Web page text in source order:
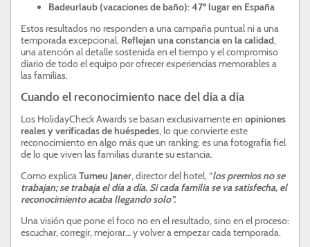
Badeurlaub (vacaciones de baño): 47º lugar en España
Estos resultados no responden a una campaña puntual ni a una
temporada excepcional. Reflejan una constancia en la calidad,
una atención al detalle sostenida en el tiempo y el compromiso
diario de todo el equipo por ofrecer experiencias memorables a
las familias.
Cuando el reconocimiento nace del día a día
Los HolidayCheck Awards se basan exclusivamente en opiniones
reales y verificadas de huéspedes, lo que convierte este
reconocimiento en algo más que un ranking: es una fotografía fiel
de lo que viven las familias durante su estancia.
Como explicaTumeu Janer, director del hotel, “los premios no se
trabajan; se trabaja el día a día. Si cada familia se va satisfecha, el
reconocimiento acaba llegando solo”.
Una visión que pone el foco no en el resultado, sino en el proceso:
escuchar, corregir, mejorar… y volver a empezar cada temporada.